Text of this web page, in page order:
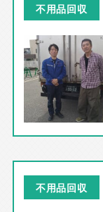
不用品回収
不用品回収